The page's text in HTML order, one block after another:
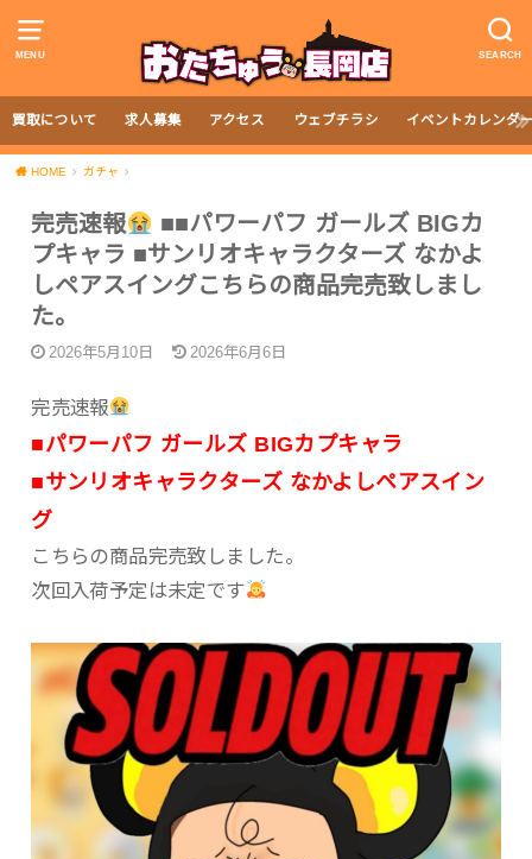
MENU SEARCH
買取について 求人募集 アクセス ウェブチラシ イベントカレンダ
HOME ガチャ
完売速報
■■パワーパフ ガールズ BIGカ
プキャラ ■サンリオキャラクターズ なかよ
しペアスイングこちらの商品完売致しまし
た。
2026年5月10日 2026年6月6日
完売速報
■パワーパフ ガールズ BIGカプキャラ
■サンリオキャラクターズ なかよしペアスイン
グ
こちらの商品完売致しました。
次回入荷予定は未定です